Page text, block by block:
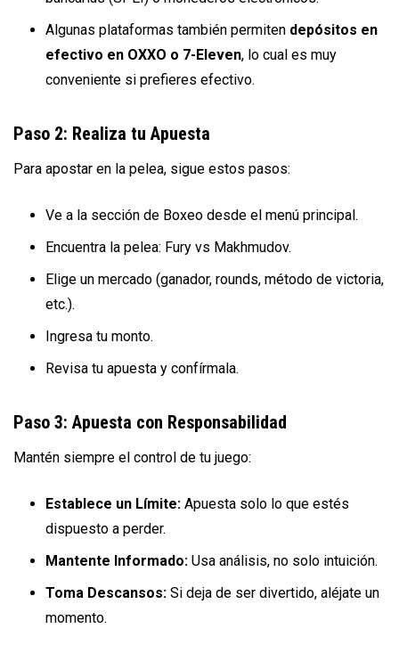
Algunas plataformas también permiten depósitos en
efectivo en OXXO o 7-Eleven, lo cual es muy
conveniente si prefieres efectivo.
Paso 2: Realiza tu Apuesta
Para apostar en la pelea, sigue estos pasos:
Ve a la sección de Boxeo desde el menú principal.
Encuentra la pelea: Fury vs Makhmudov.
Elige un mercado (ganador, rounds, método de victoria,
etc.).
Ingresa tu monto.
Revisa tu apuesta y confírmala.
Paso 3: Apuesta con Responsabilidad
Mantén siempre el control de tu juego:
Establece un Límite: Apuesta solo lo que estés
dispuesto a perder.
Mantente Informado: Usa análisis, no solo intuición.
Toma Descansos: Si deja de ser divertido, aléjate un
momento.